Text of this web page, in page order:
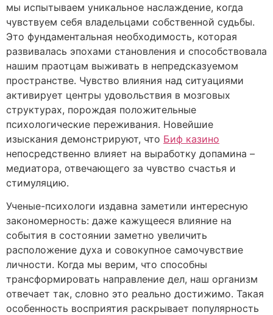
мы испытываем уникальное наслаждение, когда
чувствуем себя владельцами собственной судьбы.
Это фундаментальная необходимость, которая
развивалась эпохами становления и способствовала
нашим праотцам выживать в непредсказуемом
пространстве. Чувство влияния над ситуациями
активирует центры удовольствия в мозговых
структурах, порождая положительные
психологические переживания. Новейшие
изыскания демонстрируют, что Биф казино
непосредственно влияет на выработку допамина –
медиатора, отвечающего за чувство счастья и
стимуляцию.
Ученые-психологи издавна заметили интересную
закономерность: даже кажущееся влияние на
события в состоянии заметно увеличить
расположение духа и совокупное самочувствие
личности. Когда мы верим, что способны
трансформировать направление дел, наш организм
отвечает так, словно это реально достижимо. Такая
особенность восприятия раскрывает популярность